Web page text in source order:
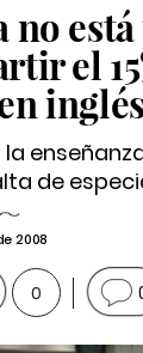
no
el
de
2008
0